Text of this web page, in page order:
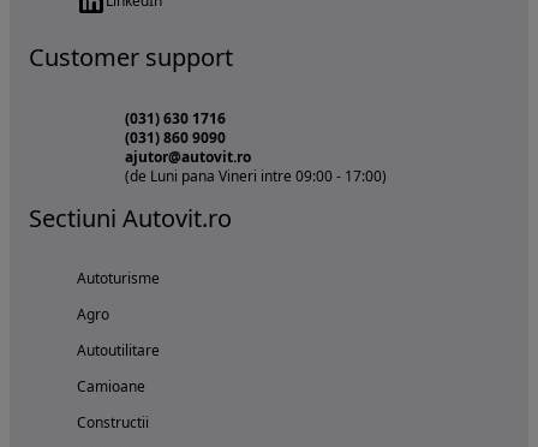
Customer support
(031) 630 1716
(031) 860 9090
ajutor@autovit.ro
(de Luni pana Vineri intre 09:00 - 17:00)
Sectiuni Autovit.ro
Autoturisme
Agro
Autoutilitare
Camioane
Constructii